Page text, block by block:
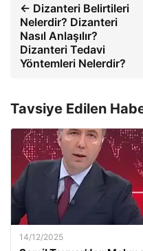
← Dizanteri Belirtileri
Nelerdir? Dizanteri
Nasıl Anlaşılır?
Dizanteri Tedavi
Yöntemleri Nelerdir?
Tavsiye Edilen
14/12/2025